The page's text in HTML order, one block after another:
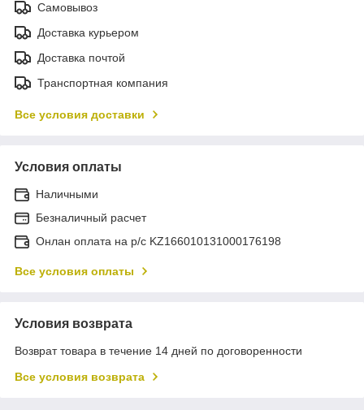
Самовывоз
Доставка курьером
Доставка почтой
Транспортная компания
Все условия доставки
Условия оплаты
Наличными
Безналичный расчет
Онлан оплата на р/с KZ166010131000176198
Все условия оплаты
Условия возврата
Возврат товара в течение 14 дней по договоренности
Все условия возврата